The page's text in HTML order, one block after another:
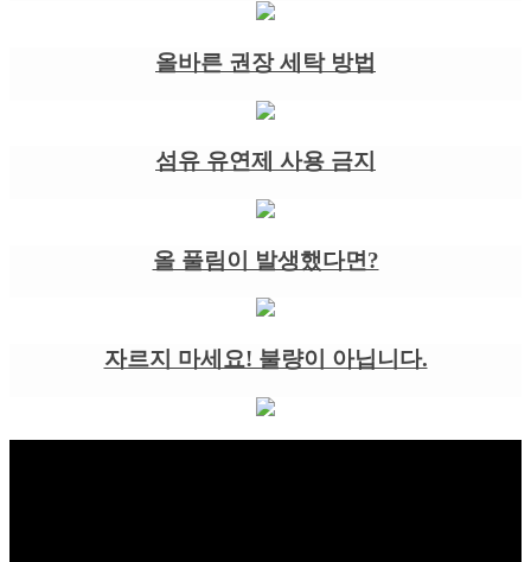
올바른 권장 세탁 방법
섬유 유연제 사용 금지
올 풀림이 발생했다면?
자르지 마세요! 불량이 아닙니다.